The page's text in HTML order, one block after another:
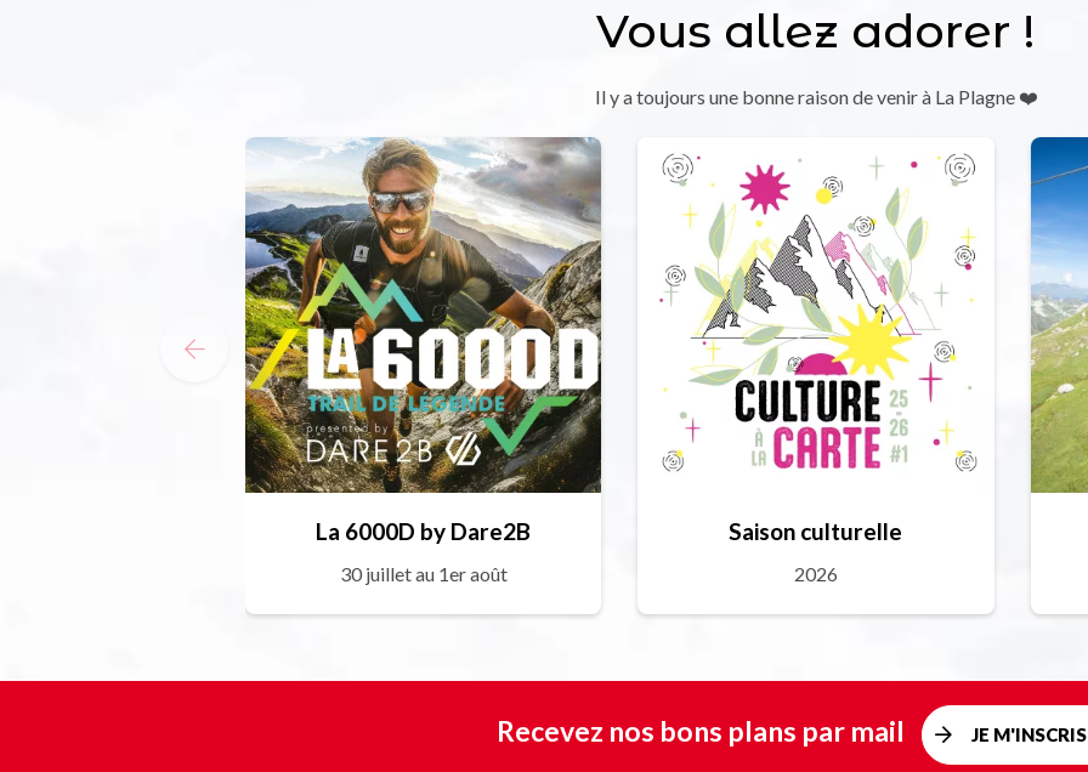
Vous allez adorer !
Il y a toujours une bonne raison de venir à La Plagne ❤️
La 6000D by Dare2B
30 juillet au 1er août
Saison culturelle
2026
Recevez nos bons plans par mail JE M'INSCRIS